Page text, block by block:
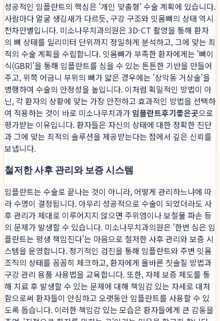
성공적인 임플란트의 핵심은 '개인 맞춤형' 수술 계획에 있습니다.
사람마다 얼굴 생김새가 다르듯, 구강 구조와 잇몸뼈의 상태 역시
천차만별입니다. 미소나무치과의원은 3D-CT 촬영을 통해 환자
의 뼈 상태를 밀리미터 단위까지 정밀하게 분석하고, 그에 맞는 최
적의 수술 계획을 수립합니다. 잇몸뼈가 부족한 환자에게는 '뼈이
식(GBR)'을 통해 임플란트를 심을 수 있는 튼튼한 기반을 만들어
주고, 위쪽 어금니 부위의 뼈가 얇은 경우에는 '상악동 거상술'을
병행하여 수술의 안정성을 높입니다. 이처럼 획일적인 방법이 아
닌, 각 환자의 상황에 맞는 가장 안전하고 효과적인 방법을 선택하
여 적용하는 것이 바로 미소나무치과가 임플란트후기좋은곳으로
평가받는 이유입니다. 환자들은 자신의 상태에 대한 정확한 진단
과 그에 맞는 최적의 솔루션을 제공받는다는 점에서 깊은 신뢰를
보냅니다.
철저한 사후 관리와 보증 시스템
임플란트는 수술로 끝나는 것이 아니라, 어떻게 관리하느냐에 따
라 수명이 결정됩니다. 아무리 성공적으로 수술이 되었더라도 사
후 관리가 제대로 이루어지지 않으면 주위염이나 보철물 파손 등
의 문제가 발생할 수 있습니다. 미소나무치과의원은 '한번 심은 임
플란트는 평생 책임진다'는 마음으로 철저한 사후 관리와 보증 시
스템을 운영합니다. 정기적인 검진을 통해 임플란트와 주변 잇몸
조직의 상태를 꼼꼼히 체크하고, 환자에게 올바른 칫솔질 방법과
구강 관리 용품 사용법을 교육합니다. 또한, 자체 보증 제도를 통
해 치료 후 발생할 수 있는 문제에 대해 책임감 있는 자세로 대처
함으로써 환자들이 안심하고 오랫동안 임플란트를 사용할 수 있
도록 돕습니다. 이러한 책임감 있는 모습은 환자들에게 큰 감동을